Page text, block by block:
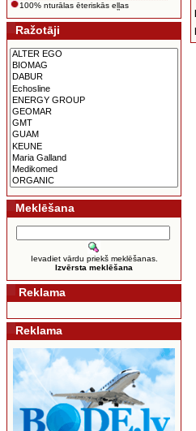
100% nturālas ēteriskās eļļas
Ražotāji
Meklēšana
Ievadiet vārdu priekš meklēšanas.
Izvērsta meklēšana
Reklama
Reklama